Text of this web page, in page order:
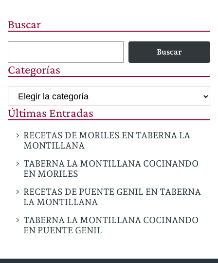
Buscar
Buscar
Categorías
Categorías
Últimas Entradas
RECETAS DE MORILES EN TABERNA LA
MONTILLANA
TABERNA LA MONTILLANA COCINANDO
EN MORILES
RECETAS DE PUENTE GENIL EN TABERNA
LA MONTILLANA
TABERNA LA MONTILLANA COCINANDO
EN PUENTE GENIL